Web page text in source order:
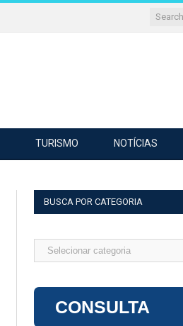
TURISMO NOTÍCIAS
BUSCA POR CATEGORIA
Busca
CONSULTA